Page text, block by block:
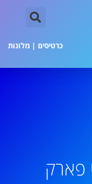
כרטיסים | מלונות
פארק